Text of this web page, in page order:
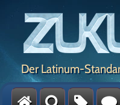
Der Latinum-